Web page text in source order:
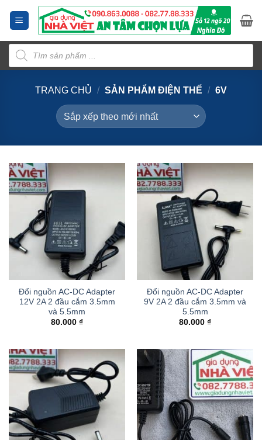
dung
Tìm
kiếm
sản
phẩm
TRANG CHỦ / SẢN PHẨM ĐIỆN THẾ / 6V
Đổi nguồn AC-DC Adapter
12V 2A 2 đầu cắm 3.5mm
và 5.5mm
80.000 ₫
Đổi nguồn AC-DC Adapter
9V 2A 2 đầu cắm 3.5mm và
5.5mm
80.000 ₫